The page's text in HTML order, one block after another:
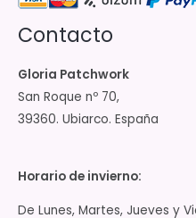
Contacto
Gloria Patchwork
San Roque nº 70,
39360. Ubiarco. España
Horario de invierno:
De Lunes, Martes, Jueves y